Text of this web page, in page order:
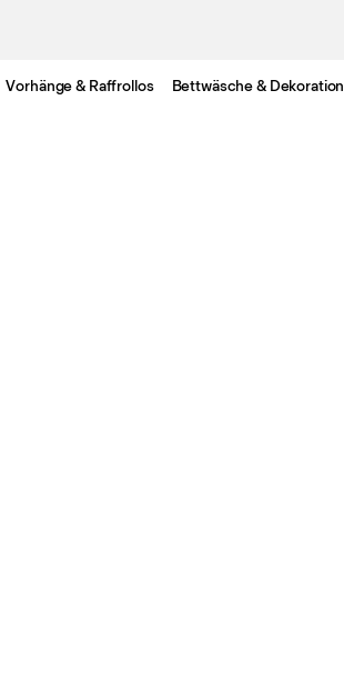
Vorhänge & Raffrollos Bettwäsche & Dekoration